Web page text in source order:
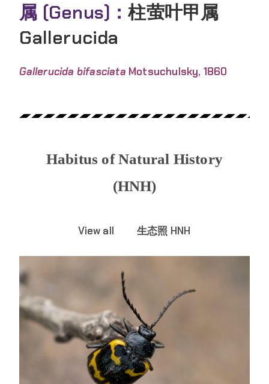
属 (Genus)：柱萤叶甲属
Gallerucida
Gallerucida bifasciata Motsuchulsky, 1860
Habitus of Natural History
(HNH)
View all 生态照 HNH